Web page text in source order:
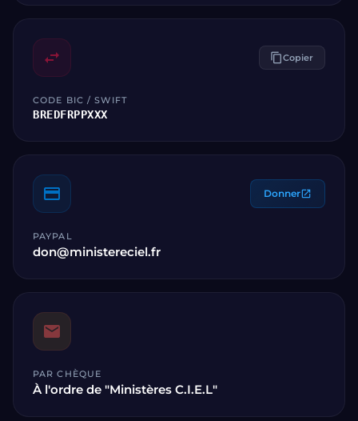
swap_horiz content_copyCopier
CODE BIC / SWIFT
BREDFRPPXXX
payment Donner open_in_new
PAYPAL
don@ministereciel.fr
mail
PAR CHÈQUE
À l'ordre de "Ministères C.I.E.L"